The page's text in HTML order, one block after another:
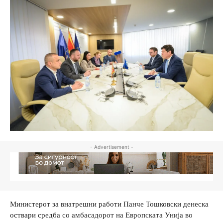
- Advertisement -
Министерот за внатрешни работи Панче Тошковски денеска
оствари средба со амбасадорот на Европската Унија во